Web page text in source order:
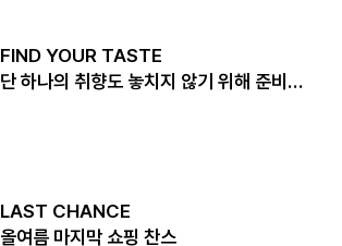
FIND YOUR TASTE
단 하나의 취향도 놓치지 않기 위해 준비한
LAST CHANCE
올여름 마지막 쇼핑 찬스